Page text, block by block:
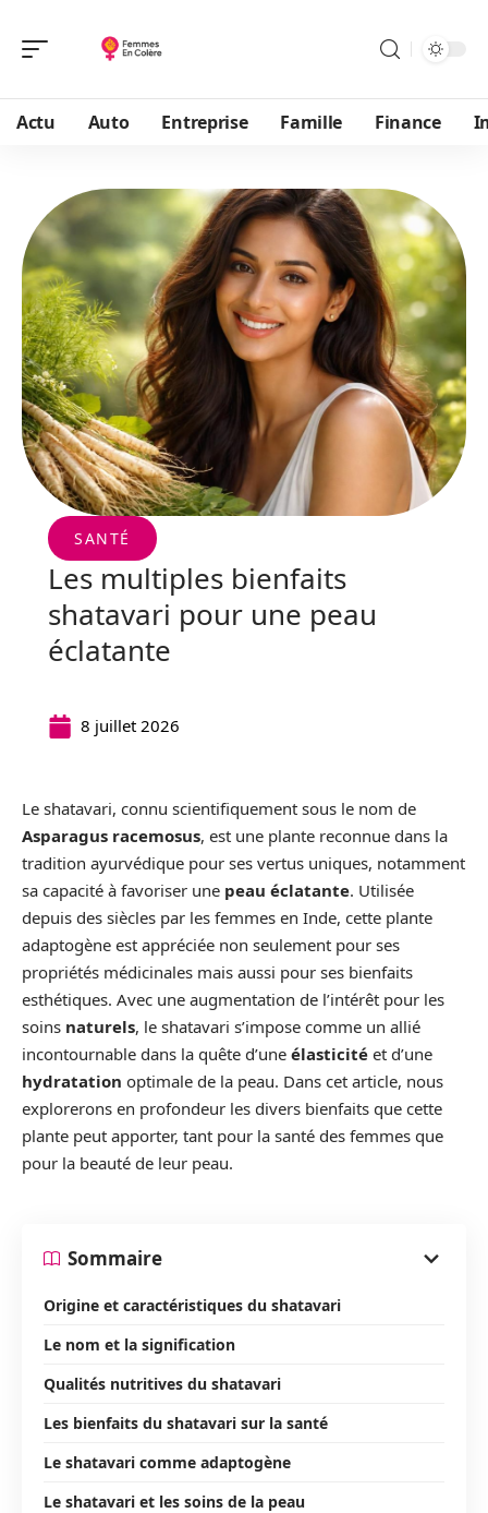
Actu Auto Entreprise Famille Finance
SANTÉ
Les multiples bienfaits
shatavari pour une peau
éclatante
8 juillet 2026
Le shatavari, connu scientifiquement sous le nom de
Asparagus racemosus, est une plante reconnue dans la
tradition ayurvédique pour ses vertus uniques, notamment
sa capacité à favoriser une peau éclatante. Utilisée
depuis des siècles par les femmes en Inde, cette plante
adaptogène est appréciée non seulement pour ses
propriétés médicinales mais aussi pour ses bienfaits
esthétiques. Avec une augmentation de l’intérêt pour les
soins naturels, le shatavari s’impose comme un allié
incontournable dans la quête d’une élasticité et d’une
hydratation optimale de la peau. Dans cet article, nous
explorerons en profondeur les divers bienfaits que cette
plante peut apporter, tant pour la santé des femmes que
pour la beauté de leur peau.
Sommaire
Origine et caractéristiques du shatavari
Le nom et la signification
Qualités nutritives du shatavari
Les bienfaits du shatavari sur la santé
Le shatavari comme adaptogène
Le shatavari et les soins de la peau